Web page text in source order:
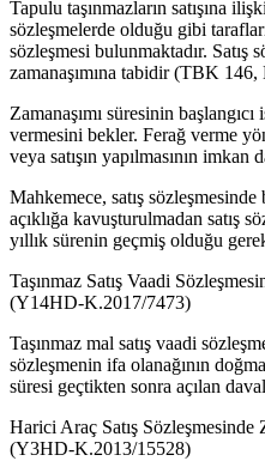
Tapulu taşınmazların satışına
sözleşmelerde olduğu gibi
sözleşmesi bulunmaktadır.
zamanaşımına tabidir (TBK
Zamanaşımı süresinin
vermesini bekler. Ferağ verme
veya satışın yapılmasının
Mahkemece, satış
açıklığa kavuşturulmadan satış
yıllık sürenin geçmiş olduğu
Taşınmaz Satış Vaadi
(Y14HD-K.2017/7473)
Taşınmaz mal satış vaadi
sözleşmenin ifa olanağının
süresi geçtikten sonra açılan
Harici Araç Satış Sözleşmesinde
(Y3HD-K.2013/15528)